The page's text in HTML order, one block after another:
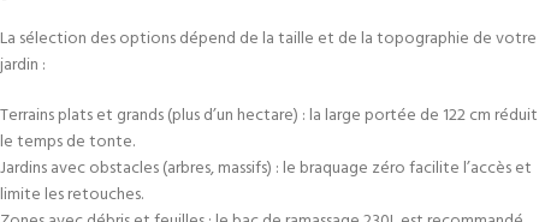
La sélection des options dépend de la taille et de la topographie de votre
jardin :
Terrains plats et grands (plus d’un hectare) : la large portée de 122 cm réduit
le temps de tonte.
Jardins avec obstacles (arbres, massifs) : le braquage zéro facilite l’accès et
limite les retouches.